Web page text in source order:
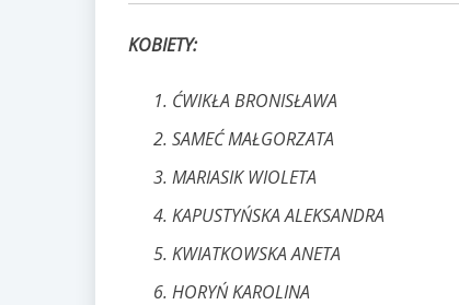
KOBIETY:
ĆWIKŁA BRONISŁAWA
SAMEĆ MAŁGORZATA
MARIASIK WIOLETA
KAPUSTYŃSKA ALEKSANDRA
KWIATKOWSKA ANETA
HORYŃ KAROLINA